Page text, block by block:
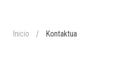
Inicio Kontaktua